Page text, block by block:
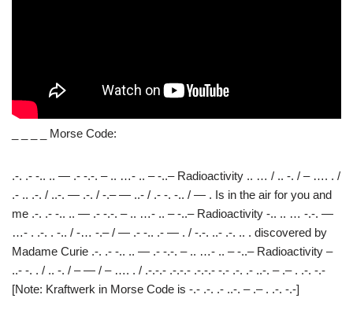
_ _ _ _ Morse Code:
.-. .- -.. .. — .- -.-. – .. …- .. – -..– Radioactivity .. … / .. -. / – …. . /
.- .. .-. / ..-. — .-. / -.– — ..- / .- -. -.. / — . Is in the air for you and
me .-. .- -.. .. — .- -.-. – .. …- .. – -..– Radioactivity -.. .. … -.-. —
…- . .-. . -.. / -… -.– / — .- -.. .- — . / -.-. ..- .-. .. . discovered by
Madame Curie .-. .- -.. .. — .- -.-. – .. …- .. – -..– Radioactivity –
..- -. . / .. -. / – — / – …. . / .-.-.- .-.-.- .-.-.- -.- .-. .- ..-. – .– . .-. -.-
[Note: Kraftwerk in Morse Code is -.- .-. .- ..-. – .– . .-. -.-]